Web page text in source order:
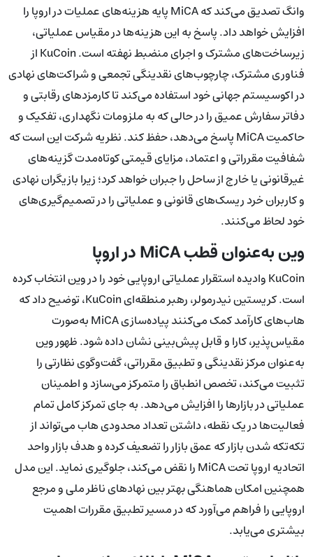
وانگ تصدیق می‌کند که MiCA پایه هزینه‌های عملیات در اروپا را
افزایش خواهد داد. پاسخ به این هزینه‌ها در مقیاس عملیاتی،
زیرساخت‌های مشترک و اجرای منضبط نهفته است. KuCoin از
فناوری مشترک، چارچوب‌های نقدینگی تجمعی و شراکت‌های نهادی
در اکوسیستم جهانی خود استفاده می‌کند تا کارمزدهای رقابتی و
دفاتر سفارش عمیق را در حالی که به ملزومات نگهداری، تفکیک و
حاکمیت MiCA پاسخ می‌دهد، حفظ کند. نظریه شرکت این است که
شفافیت مقرراتی و اعتماد، مزایای قیمتی کوتاه‌مدت گزینه‌های
غیرقانونی یا خارج از ساحل را جبران خواهد کرد؛ زیرا بازیگران نهادی
و کاربران خرد ریسک‌های قانونی و عملیاتی را در تصمیم‌گیری‌های
خود لحاظ می‌کنند.
وین به‌عنوان قطب MiCA در اروپا
KuCoin وادیده استقرار عملیاتی اروپایی خود را در وین انتخاب کرده
است. کریستین نیدرمولر، رهبر منطقه‌ای KuCoin، توضیح داد که
هاب‌های کارآمد کمک می‌کنند پیاده‌سازی MiCA به‌صورت
مقیاس‌پذیر، کارا و قابل پیش‌بینی نشان داده شود. ظهور وین
به‌عنوان مرکز نقدینگی و تطبیق مقرراتی، گفت‌وگوی نظارتی را
تثبیت می‌کند، تخصص انطباق را متمرکز می‌سازد و اطمینان
عملیاتی در بازارها را افزایش می‌دهد. به جای تمرکز کامل تمام
فعالیت‌ها در یک نقطه، داشتن تعداد محدودی هاب می‌تواند از
تکه‌تکه شدن بازار که عمق بازار را تضعیف کرده و هدف بازار واحد
اتحادیه اروپا تحت MiCA را نقض می‌کند، جلوگیری نماید. این مدل
همچنین امکان هماهنگی بهتر بین نهادهای ناظر ملی و مرجع
اروپایی را فراهم می‌آورد که در مسیر تطبیق مقررات اهمیت
بیشتری می‌یابد.